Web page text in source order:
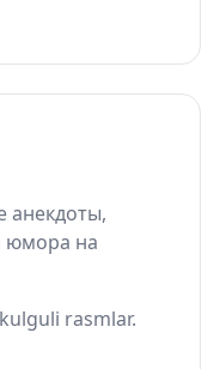
анекдоты,
юмора на
rasmlar.